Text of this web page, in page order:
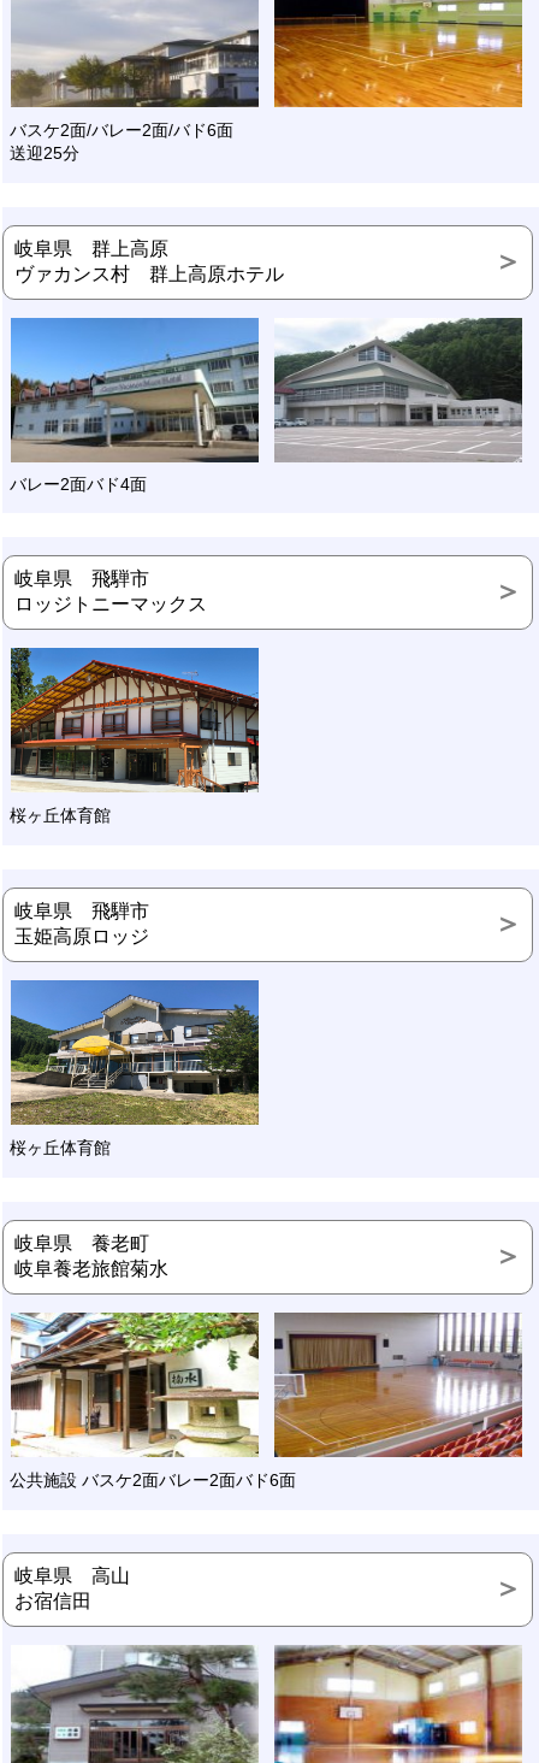
バスケ2面/バレー2面/バド6面
送迎25分
岐阜県 群上高原
ヴァカンス村 群上高原ホテル
バレー2面バド4面
岐阜県 飛騨市
ロッジトニーマックス
桜ヶ丘体育館
岐阜県 飛騨市
玉姫高原ロッジ
桜ヶ丘体育館
岐阜県 養老町
岐阜養老旅館菊水
公共施設 バスケ2面バレー2面バド6面
岐阜県 高山
お宿信田